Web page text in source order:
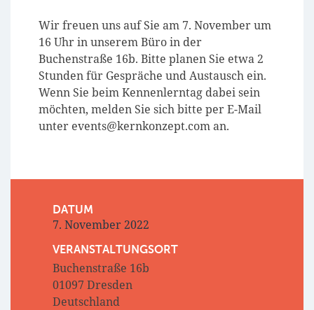
Wir freuen uns auf Sie am 7. November um
16 Uhr in unserem Büro in der
Buchenstraße 16b. Bitte planen Sie etwa 2
Stunden für Gespräche und Austausch ein.
Wenn Sie beim Kennenlerntag dabei sein
möchten, melden Sie sich bitte per E-Mail
unter events@kernkonzept.com an.
DATUM
7. November 2022
VERANSTALTUNGSORT
Buchenstraße 16b
01097 Dresden
Deutschland